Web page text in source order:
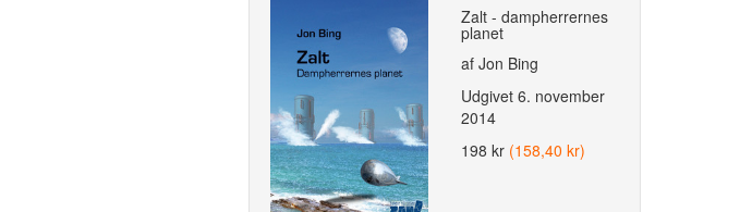
Zalt - dampherrernes
planet
af Jon Bing
Udgivet 6. november
2014
198 kr (158,40 kr)